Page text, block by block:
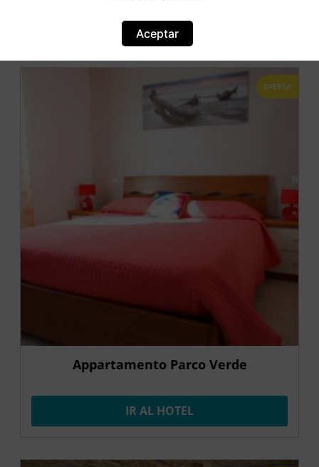
IR AL HOTEL
OFERTA
Appartamento Parco Verde
IR AL HOTEL
Aceptar